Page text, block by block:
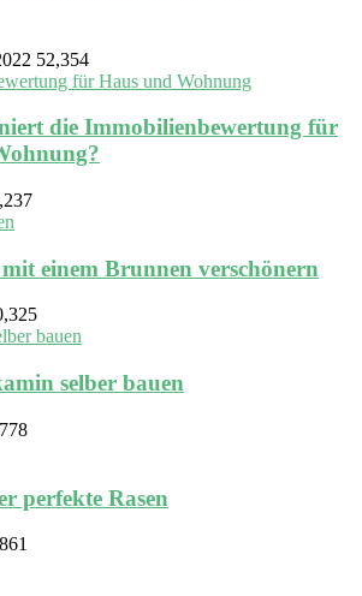
52,354
die Immobilienbewertung für
einem Brunnen verschönern
selber bauen
perfekte Rasen